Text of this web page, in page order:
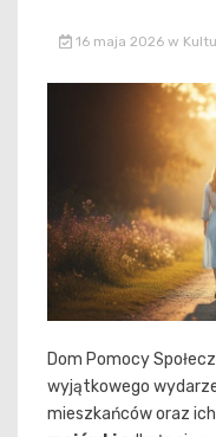
16 maja 2026 w
Dom Pomocy
wyjątkowego
mieszkańców oraz